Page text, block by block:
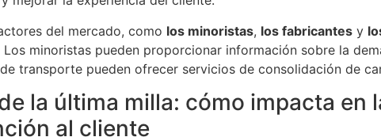
del mercado, como los minoristas, los fabricantes y
minoristas pueden proporcionar información sobre la
transporte pueden ofrecer servicios de consolidación de
la última milla: cómo impacta en
al cliente